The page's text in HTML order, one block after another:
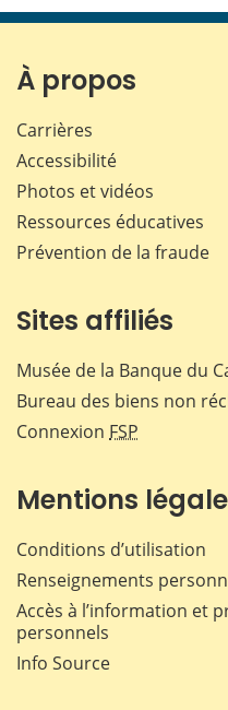
À propos
Carrières
Accessibilité
Photos et vidéos
Ressources éducatives
Prévention de la fraude
Sites affiliés
Musée de la Banque du
Bureau des biens non
Connexion FSP
Mentions
Conditions d’utilisation
Renseignements
Accès à l’information et
personnels
Info Source